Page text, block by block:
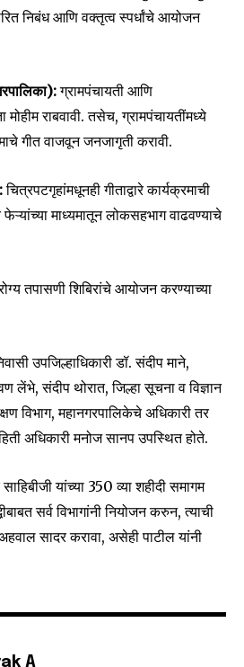
and be part of the
your email address on our website
below. Don't worry, we respect
your inbox. Your information is
32,111
निबंध आणि वक्तृत्व स्पर्धांचे आयोजन
ग्रामपंचायती आणि
मोहीम राबवावी. तसेच, ग्रामपंचायतींमध्ये
गीत वाजवून जनजागृती करावी.
चित्रपटगृहांमधूनही गीताद्वारे कार्यक्रमाची
माध्यमातून लोकसहभाग वाढवण्याचे
तपासणी शिबिरांचे आयोजन करण्याच्या
उपजिल्हाधिकारी डॉ. संदीप माने,
लेंभे, संदीप थोरात, जिल्हा सूचना व विज्ञान
विभाग, महानगरपालिकेचे अधिकारी तर
अधिकारी मनोज सानप उपस्थित होते.
यांच्या 350 व्या शहीदी समागम
सर्व विभागांनी नियोजन करुन, त्याची
सादर करावा, असेही पाटील यांनी
A